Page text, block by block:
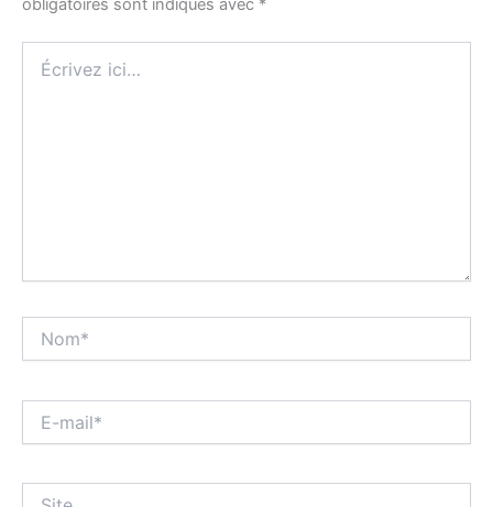
obligatoires sont indiqués avec *
ici…
mail*